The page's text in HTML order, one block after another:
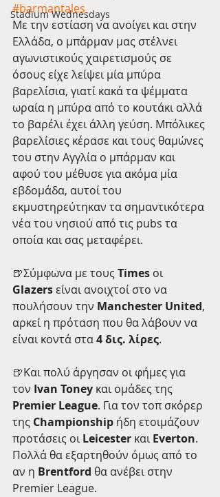
Stadium Wednesdays
#barmantales
Με την εστίαση να ανοίγει και στην
Ελλάδα, ο μπάρμαν μας στέλνει
αγωνιστικούς χαιρετισμούς σε
όσους είχε λείψει μία μπύρα
βαρελίσια, γιατί κακά τα ψέμματα
ωραία η μπύρα από το κουτάκι αλλά
το βαρέλι έχει άλλη γεύση. Μπόλικες
βαρελίσιες κέρασε και τους θαμώνες
του στην Αγγλία ο μπάρμαν και
αφού του μέθυσε για ακόμα μία
εβδομάδα, αυτοί του
εκμυστηρεύτηκαν τα σημαντικότερα
νέα του νησιού από τις pubs τα
οποία και σας μεταφέρει.
🍺Σύμφωνα με τους Times οι
Glazers είναι ανοιχτοί στο να
πουλήσουν την Manchester United,
αρκεί η πρόταση που θα λάβουν να
είναι κοντά στα 4 δις. λίρες.
🍺Και πολύ άργησαν οι φήμες για
τον Ivan Toney και ομάδες της
Premier League. Για τον τοπ σκόρερ
της Championship ήδη ετοιμάζουν
προτάσεις οι Leicester και Everton.
Πολλά θα εξαρτηθούν όμως από το
αν η Brentford θα ανέβει στην
Premier League.